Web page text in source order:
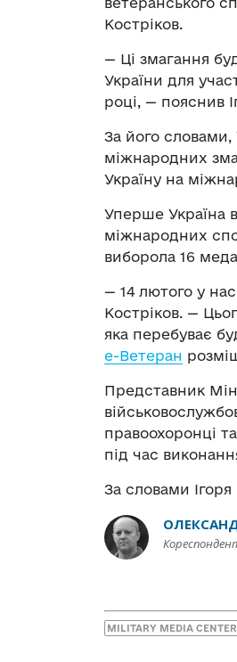
Костріков.
— Ці змагання
України для
році, — пояснив
За його
міжнародних
Україну на
Уперше Україна
міжнародних
виборола 16
— 14 лютого у нас
Костріков. —
яка перебуває
е-Ветеран
Представник
правоохоронці
під час
За словами
MILITARY MEDIA CENTER